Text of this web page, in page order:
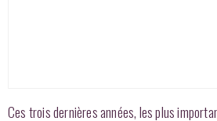
Ces trois dernières années, les plus